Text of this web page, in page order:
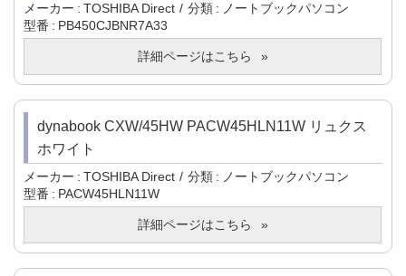
メーカー TOSHIBA Direct 分類
ノートブックパソコン
型番
PB450CJBNR7A33
詳細ページはこちら
dynabook CXW/45HW PACW45HLN11W リュクス
ホワイト
メーカー TOSHIBA Direct 分類
ノートブックパソコン
型番
PACW45HLN11W
詳細ページはこちら